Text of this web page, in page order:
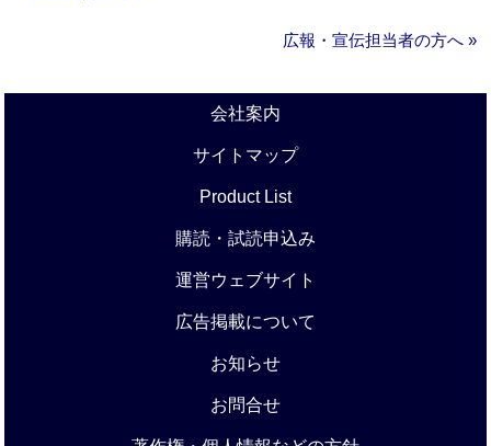
広報・宣伝担当者の方へ »
会社案内
サイトマップ
Product List
購読・試読申込み
運営ウェブサイト
広告掲載について
お知らせ
お問合せ